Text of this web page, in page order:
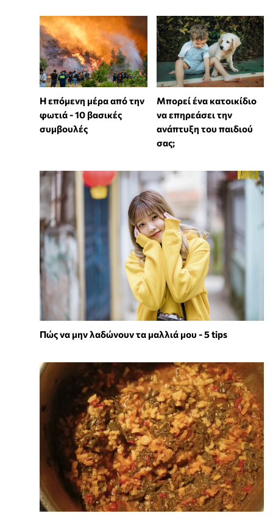
Η επόμενη μέρα από την
φωτιά - 10 βασικές
συμβουλές
⁠Μπορεί ένα κατοικίδιο
να επηρεάσει την
ανάπτυξη του παιδιού
σας;
Πώς να μην λαδώνουν τα μαλλιά μου - 5 tips